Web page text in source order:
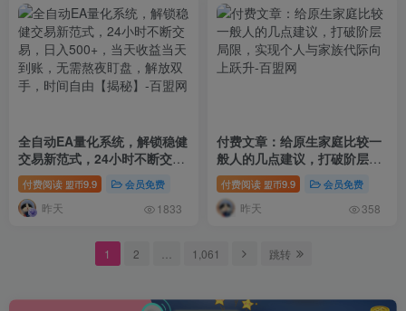
全自动EA量化系统，解锁稳健
交易新范式，24小时不断交
易，日入500+，当天收益当天
到账，无需熬夜盯盘，解放双
手，时间自由【揭秘】
付费阅读 盟币9.9 会员免费
昨天 1833
付费文章：给原生家庭比较一
般人的几点建议，打破阶层局
限，实现个人与家族代际向上
跃升
付费阅读 盟币9.9 会员免费
昨天 358
1 2 1,061 跳转